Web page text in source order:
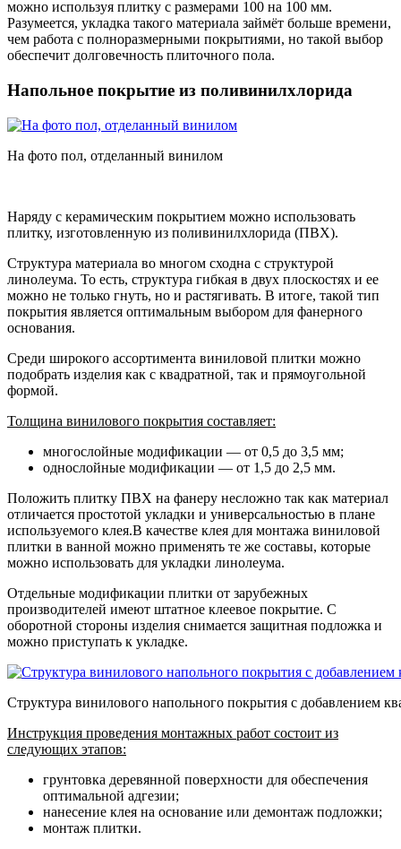
можно используя плитку с размерами 100 на 100 мм.
Разумеется, укладка такого материала займёт больше времени,
чем работа с полноразмерными покрытиями, но такой выбор
обеспечит долговечность плиточного пола.
Напольное покрытие из поливинилхлорида
На фото пол, отделанный винилом
Наряду с керамическим покрытием можно использовать
плитку, изготовленную из поливинилхлорида (ПВХ).
Структура материала во многом сходна с структурой
линолеума. То есть, структура гибкая в двух плоскостях и ее
можно не только гнуть, но и растягивать. В итоге, такой тип
покрытия является оптимальным выбором для фанерного
основания.
Среди широкого ассортимента виниловой плитки можно
подобрать изделия как с квадратной, так и прямоугольной
формой.
Толщина винилового покрытия составляет:
многослойные модификации — от 0,5 до 3,5 мм;
однослойные модификации — от 1,5 до 2,5 мм.
Положить плитку ПВХ на фанеру несложно так как материал
отличается простотой укладки и универсальностью в плане
используемого клея.В качестве клея для монтажа виниловой
плитки в ванной можно применять те же составы, которые
можно использовать для укладки линолеума.
Отдельные модификации плитки от зарубежных
производителей имеют штатное клеевое покрытие. С
оборотной стороны изделия снимается защитная подложка и
можно приступать к укладке.
Структура винилового напольного покрытия с добавлением
Инструкция проведения монтажных работ состоит из
следующих этапов:
грунтовка деревянной поверхности для обеспечения
оптимальной адгезии;
нанесение клея на основание или демонтаж подложки;
монтаж плитки.